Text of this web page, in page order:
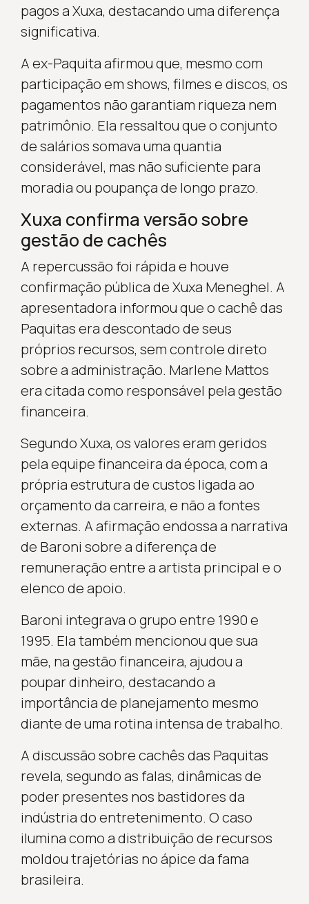
pagos a Xuxa, destacando uma diferença
significativa.
A ex-Paquita afirmou que, mesmo com
participação em shows, filmes e discos, os
pagamentos não garantiam riqueza nem
patrimônio. Ela ressaltou que o conjunto
de salários somava uma quantia
considerável, mas não suficiente para
moradia ou poupança de longo prazo.
Xuxa confirma versão sobre
gestão de cachês
A repercussão foi rápida e houve
confirmação pública de Xuxa Meneghel. A
apresentadora informou que o cachê das
Paquitas era descontado de seus
próprios recursos, sem controle direto
sobre a administração. Marlene Mattos
era citada como responsável pela gestão
financeira.
Segundo Xuxa, os valores eram geridos
pela equipe financeira da época, com a
própria estrutura de custos ligada ao
orçamento da carreira, e não a fontes
externas. A afirmação endossa a narrativa
de Baroni sobre a diferença de
remuneração entre a artista principal e o
elenco de apoio.
Baroni integrava o grupo entre 1990 e
1995. Ela também mencionou que sua
mãe, na gestão financeira, ajudou a
poupar dinheiro, destacando a
importância de planejamento mesmo
diante de uma rotina intensa de trabalho.
A discussão sobre cachês das Paquitas
revela, segundo as falas, dinâmicas de
poder presentes nos bastidores da
indústria do entretenimento. O caso
ilumina como a distribuição de recursos
moldou trajetórias no ápice da fama
brasileira.